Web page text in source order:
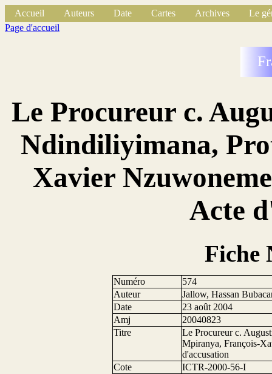
Accueil Auteurs Date Cartes Archives
Le
Page d'accueil
Le Procureur c.
Ndindiliyimana,
Xavier
Acte
Fiche
Numéro
574
Auteur
Jallow, Hassan
Date
23 août 2004
Amj
20040823
Titre
Le Procureur c.
Mpiranya, François-
d'accusation
Cote
ICTR­-2000-56-I